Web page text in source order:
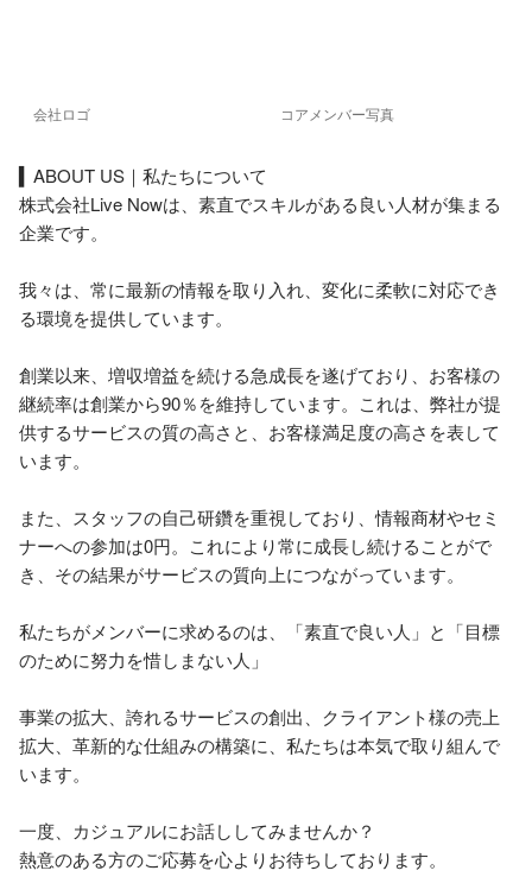
会社ロゴ コアメンバー写真
▍ABOUT US｜私たちについて
株式会社Live Nowは、素直でスキルがある良い人材が集まる
企業です。
我々は、常に最新の情報を取り入れ、変化に柔軟に対応でき
る環境を提供しています。
創業以来、増収増益を続ける急成長を遂げており、お客様の
継続率は創業から90％を維持しています。これは、弊社が提
供するサービスの質の高さと、お客様満足度の高さを表して
います。
また、スタッフの自己研鑽を重視しており、情報商材やセミ
ナーへの参加は0円。これにより常に成長し続けることがで
き、その結果がサービスの質向上につながっています。
私たちがメンバーに求めるのは、「素直で良い人」と「目標
のために努力を惜しまない人」
事業の拡大、誇れるサービスの創出、クライアント様の売上
拡大、革新的な仕組みの構築に、私たちは本気で取り組んで
います。
一度、カジュアルにお話ししてみませんか？
熱意のある方のご応募を心よりお待ちしております。